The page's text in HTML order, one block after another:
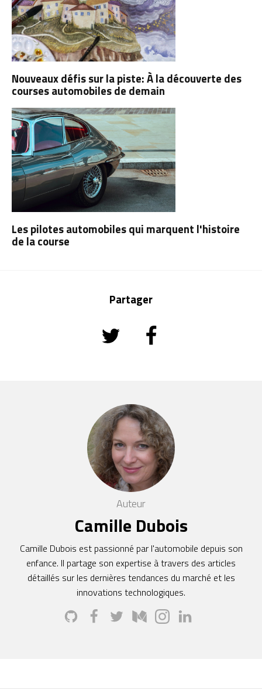
Nouveaux défis sur la piste: À la découverte des
courses automobiles de demain
Les pilotes automobiles qui marquent l'histoire
de la course
Partager
Auteur
Camille Dubois
Camille Dubois est passionné par l'automobile depuis son
enfance. Il partage son expertise à travers des articles
détaillés sur les dernières tendances du marché et les
innovations technologiques.